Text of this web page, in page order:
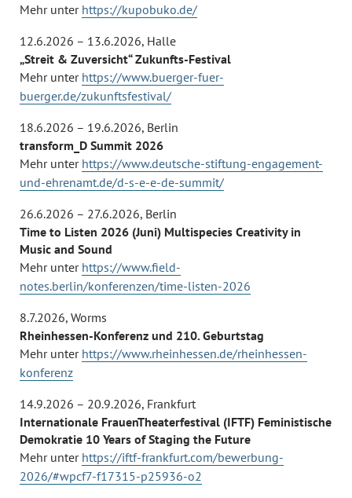
Mehr unter https://kupobuko.de/
12.6.2026 – 13.6.2026, Halle
„Streit & Zuversicht“ Zukunfts-Festival
Mehr unter https://www.buerger-fuer-
buerger.de/zukunftsfestival/
18.6.2026 – 19.6.2026, Berlin
transform_D Summit 2026
Mehr unter https://www.deutsche-stiftung-engagement-
und-ehrenamt.de/d-s-e-e-de-summit/
26.6.2026 – 27.6.2026, Berlin
Time to Listen 2026 (Juni) Multispecies Creativity in
Music and Sound
Mehr unter https://www.field-
notes.berlin/konferenzen/time-listen-2026
8.7.2026, Worms
Rheinhessen-Konferenz und 210. Geburtstag
Mehr unter https://www.rheinhessen.de/rheinhessen-
konferenz
14.9.2026 – 20.9.2026, Frankfurt
Internationale FrauenTheaterfestival (IFTF) Feministische
Demokratie 10 Years of Staging the Future
Mehr unter https://iftf-frankfurt.com/bewerbung-
2026/#wpcf7-f17315-p25936-o2